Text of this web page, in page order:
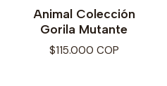
Animal Colección
Gorila Mutante
$115.000 COP